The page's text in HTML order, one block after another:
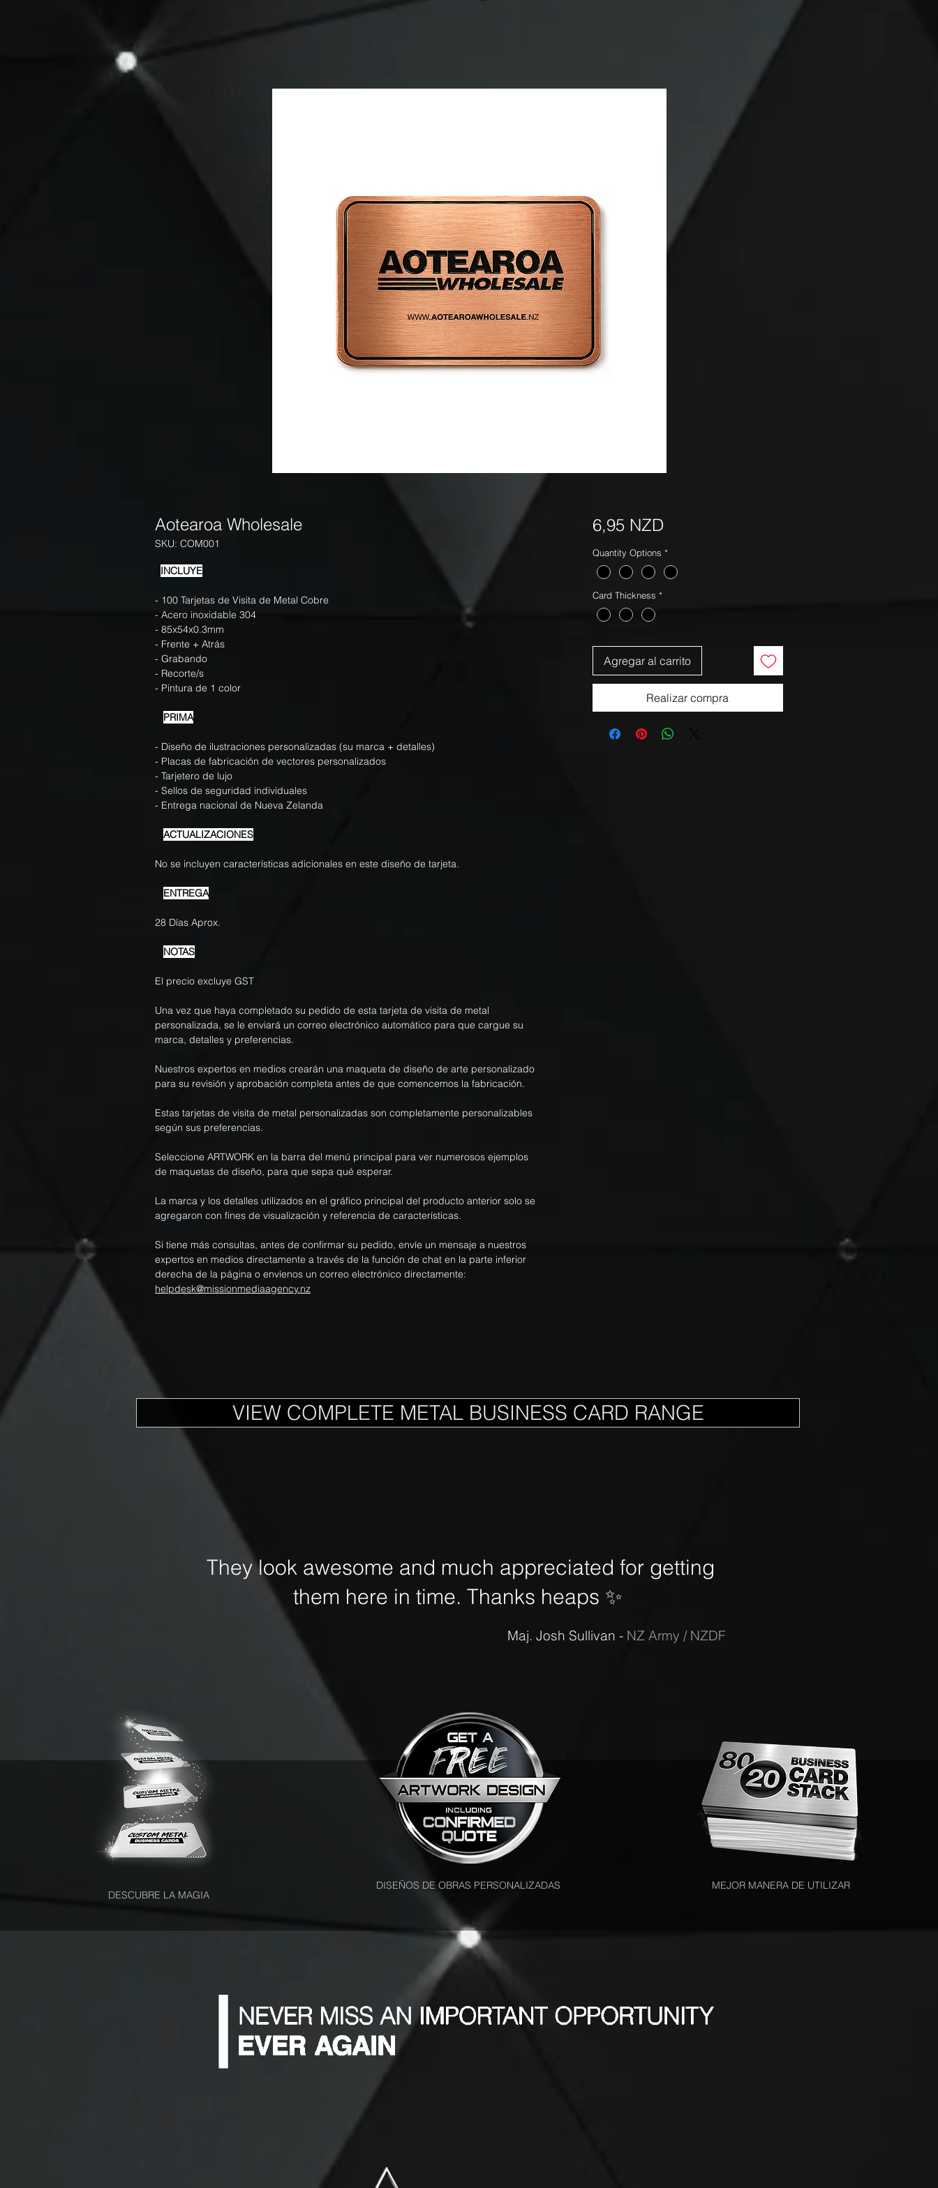
Aotearoa Wholesale
SKU: COM001
INCLUYE
- 100 Tarjetas de Visita de Metal Cobre
- Acero inoxidable 304
- 85x54x0.3mm
- Frente + Atrás
- Grabando
- Recorte/s
- Pintura de 1 color
PRIMA
- Diseño de ilustraciones personalizadas (su marca + detalles)
- Placas de fabricación de vectores personalizados
- Tarjetero de lujo
- Sellos de seguridad individuales
- Entrega nacional de Nueva Zelanda
ACTUALIZACIONES
No se incluyen características adicionales en este diseño de tarjeta.
ENTREGA
28 Días Aprox.
NOTAS
El precio excluye GST
Una vez que haya completado su pedido de esta tarjeta de visita de metal
personalizada, se le enviará un correo electrónico automático para que cargue su
marca, detalles y preferencias.
Nuestros expertos en medios crearán una maqueta de diseño de arte personalizado
para su revisión y aprobación completa antes de que comencemos la fabricación.
Estas tarjetas de visita de metal personalizadas son completamente personalizables
según sus preferencias.
Seleccione ARTWORK en la barra del menú principal para ver numerosos ejemplos
de maquetas de diseño, para que sepa qué esperar.
La marca y los detalles utilizados en el gráfico principal del producto anterior solo se
agregaron con fines de visualización y referencia de características.
Si tiene más consultas, antes de confirmar su pedido, envíe un mensaje a nuestros
expertos en medios directamente a través de la función de chat en la parte inferior
derecha de la página o envíenos un correo electrónico directamente:
helpdesk@missionmediaagency.nz
6,95 NZDPrecio
Quantity Options *
Card Thickness *
Agregar al carrito
Realizar compra
VIEW COMPLETE METAL BUSINESS CARD RANGE
They look awesome and much appreciated for getting
them here in time. Thanks heaps ✨
Maj. Josh Sullivan - NZ Army / NZDF
DESCUBRE LA MAGIA
DISEÑOS DE OBRAS PERSONALIZADAS MEJOR MANERA DE UTILIZAR